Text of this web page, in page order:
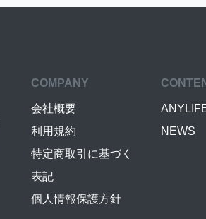
COMPANY
会社概要
利用規約
特定商取引に基づく
表記
個人情報保護方針
NEWS